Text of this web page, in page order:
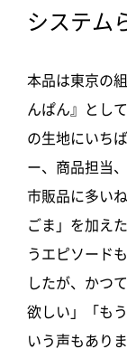
システム
本品は東京の
んぱん』とし
の生地にいち
ー、商品担当
市販品に多い
ごま」を加え
うエピソード
したが、かつ
欲しい」「も
いう声もあり